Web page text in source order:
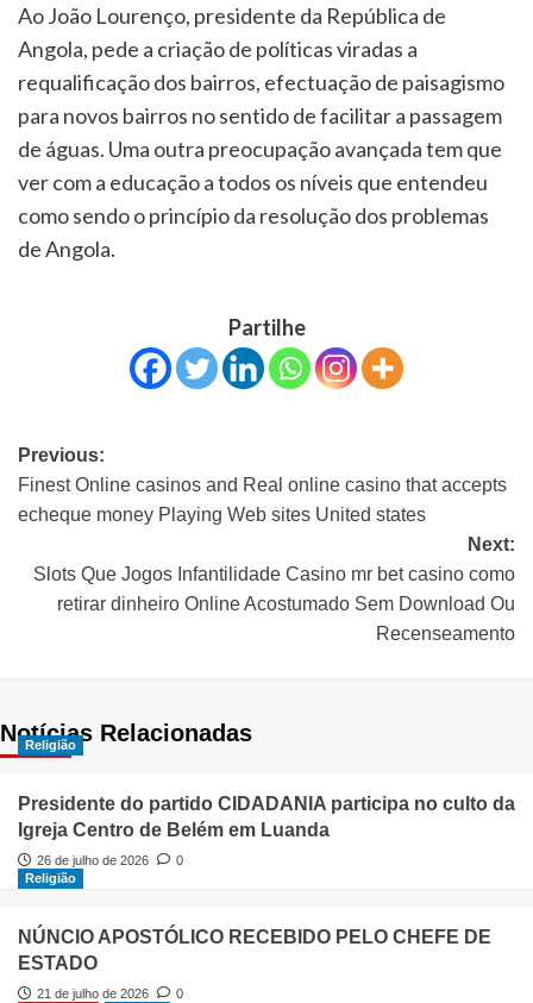
Ao João Lourenço, presidente da República de
Angola, pede a criação de políticas viradas a
requalificação dos bairros, efectuação de paisagismo
para novos bairros no sentido de facilitar a passagem
de águas. Uma outra preocupação avançada tem que
ver com a educação a todos os níveis que entendeu
como sendo o princípio da resolução dos problemas
de Angola.
Partilhe
Previous:
Finest Online casinos and Real online casino that accepts
echeque money Playing Web sites United states
Next:
Slots Que Jogos Infantilidade Casino mr bet casino como
retirar dinheiro Online Acostumado Sem Download Ou
Recenseamento
Notícias Relacionadas
Religião
Presidente do partido CIDADANIA participa no culto da
Igreja Centro de Belém em Luanda
26 de julho de 2026
0
Religião
NÚNCIO APOSTÓLICO RECEBIDO PELO CHEFE DE
ESTADO
21 de julho de 2026
0